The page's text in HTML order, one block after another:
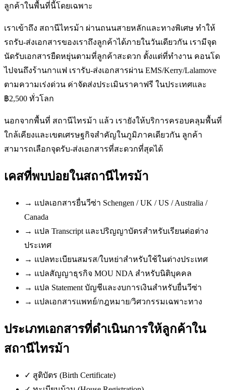
ลูกค้าในพื้นที่นี้โดยเฉพาะ
เราเข้าถึง สถานีไทรม้า ผ่านถนนสายหลักและทางพิเศษ ทำให้
รถรับ-ส่งเอกสารของเราถึงลูกค้าได้ภายในวันเดียวกัน เรามีจุด
นัดรับเอกสารยืดหยุ่นตามที่ลูกค้าสะดวก ตั้งแต่ที่ทำงาน คอนโด
ไปจนถึงร้านกาแฟ เรารับ-ส่งเอกสารผ่าน EMS/Kerry/Lalamove
ตามความเร่งด่วน ค่าจัดส่งประเมินราคาฟรี ในประเทศและ
฿2,500 ทั่วโลก
นอกจากพื้นที่ สถานีไทรม้า แล้ว เรายังให้บริการครอบคลุมพื้นที่
ใกล้เคียงและเขตเศรษฐกิจสำคัญในภูมิภาคเดียวกัน ลูกค้า
สามารถเลือกจุดรับ-ส่งเอกสารที่สะดวกที่สุดได้
เคสที่พบบ่อยในสถานีไทรม้า
→ แปลเอกสารยื่นวีซ่า Schengen / UK / US / Australia /
Canada
→ แปล Transcript และปริญญาบัตรสำหรับเรียนต่อต่าง
ประเทศ
→ แปลทะเบียนสมรส/ใบหย่าสำหรับใช้ในต่างประเทศ
→ แปลสัญญาธุรกิจ MOU NDA สำหรับนิติบุคคล
→ แปล Statement บัญชีและงบการเงินสำหรับยื่นวีซ่า
→ แปลเอกสารแพทย์/กฎหมาย/วิศวกรรมเฉพาะทาง
ประเภทเอกสารที่ดำเนินการให้ลูกค้าใน
สถานีไทรม้า
✓ สูติบัตร (Birth Certificate)